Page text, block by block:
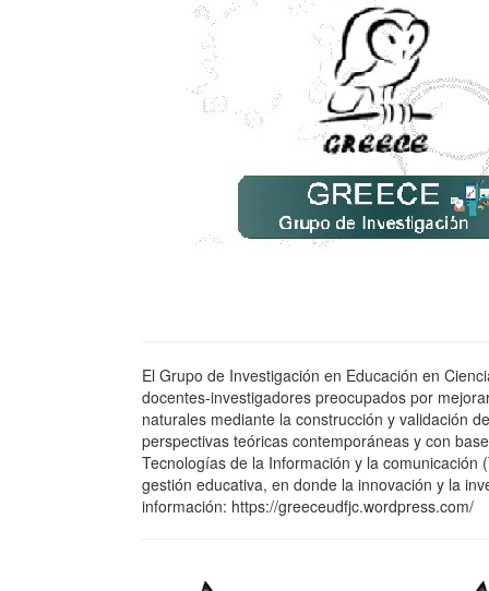
El Grupo de Investigación en Educación en
docentes-investigadores preocupados por
naturales mediante la construcción y validación
perspectivas teóricas contemporáneas y con
Tecnologías de la Información y la
gestión educativa, en donde la innovación y la
información: https://greeceudfjc.wordpress.com/